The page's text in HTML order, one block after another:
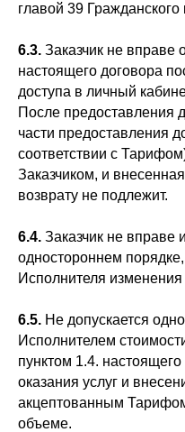
главой 39
6.3. Заказчик не вправе
настоящего договора
доступа в личный
После предоставления
части предоставления
соответствии с
Заказчиком, и
возврату не подлежит.
6.4. Заказчик не вправе
одностороннем
Исполнителя
6.5. Не допускается
Исполнителем
пунктом 1.4.
оказания услуг и
акцептованным
объеме.